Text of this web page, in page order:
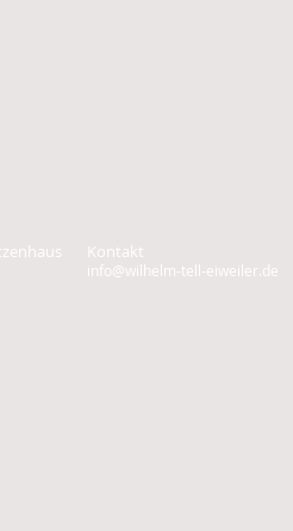
Kontakt
info@wilhelm-tell-eiweiler.de